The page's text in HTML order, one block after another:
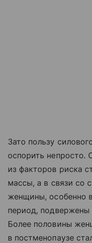
Зато пользу
оспорить непросто.
из факторов риска
массы, а в связи со
женщины, особенно
период,
Более половины
в постменопаузе